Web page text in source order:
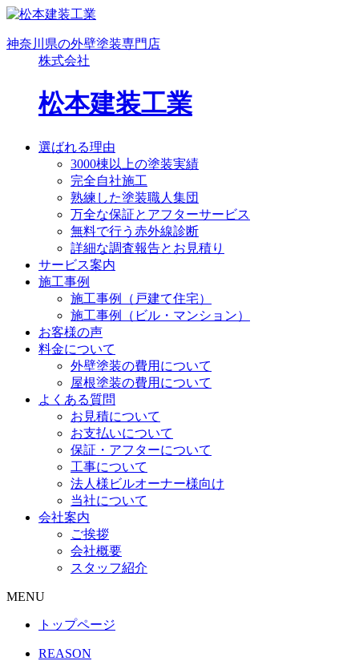
神奈川県の外壁塗装専門店
株式会社
松本建装工業
選ばれる理由
3000棟以上の塗装実績
完全自社施工
熟練した塗装職人集団
万全な保証とアフターサービス
無料で行う赤外線診断
詳細な調査報告とお見積り
サービス案内
施工事例
施工事例（戸建て住宅）
施工事例（ビル・マンション）
お客様の声
料金について
外壁塗装の費用について
屋根塗装の費用について
よくある質問
お見積について
お支払いについて
保証・アフターについて
工事について
法人様ビルオーナー様向け
当社について
会社案内
ご挨拶
会社概要
スタッフ紹介
MENU
トップページ
REASON